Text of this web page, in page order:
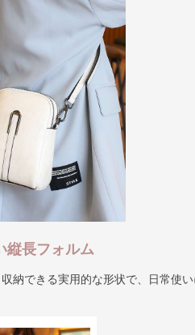
縦長フォルム
納できる実用的な形状で、日常使